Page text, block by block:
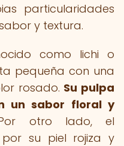
particularidades
y textura.
como lichi o
pequeña con una
rosado. Su pulpa
un sabor floral y
otro lado, el
su piel rojiza y